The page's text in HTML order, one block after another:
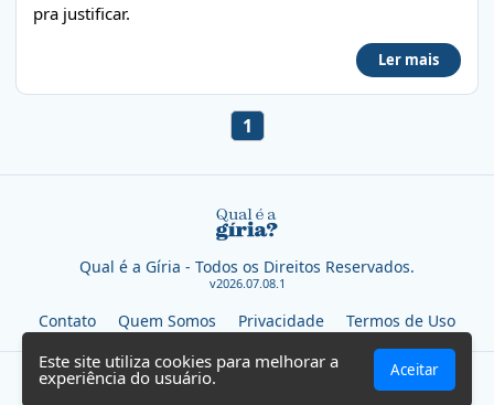
Este site utiliza cookies para melhorar a
experiência do usuário. Aceitar
pra justificar.
Ler mais
1
Qual é a Gíria - Todos os Direitos Reservados.
v2026.07.08.1
Contato Quem Somos Privacidade Termos de Uso
SEVN TECHNOLOGIES